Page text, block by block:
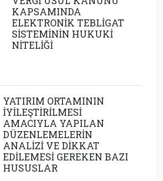
KAPSAMINDA
ELEKTRONİK TEBLİGAT
SİSTEMİNİN HUKUKİ
NİTELİĞİ
YATIRIM ORTAMININ
İYİLEŞTİRİLMESİ
AMACIYLA YAPILAN
DÜZENLEMELERİN
ANALİZİ VE DİKKAT
EDİLEMESİ GEREKEN BAZI
HUSUSLAR